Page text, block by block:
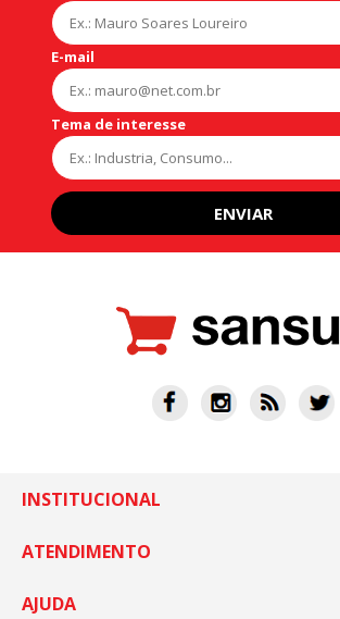
E-mail
Tema de interesse
ENVIAR
INSTITUCIONAL
ATENDIMENTO
AJUDA